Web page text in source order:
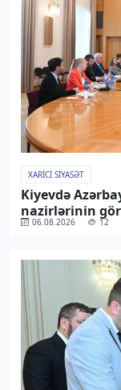
XARICI SIYASƏT
Kiyevdə
nazirlərinin
06.08.2026 12